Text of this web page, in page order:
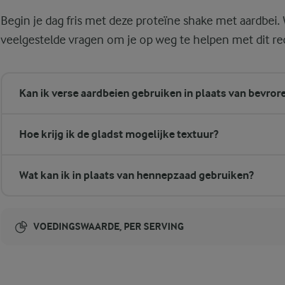
Begin je dag fris met deze proteïne shake met
veelgestelde vragen om je op weg te helpen met dit
Kan ik verse aardbeien gebruiken in plaats van
Hoe krijg ik de gladst mogelijke textuur?
Wat kan ik in plaats van hennepzaad gebruiken?
VOEDINGSWAARDE, PER SERVING